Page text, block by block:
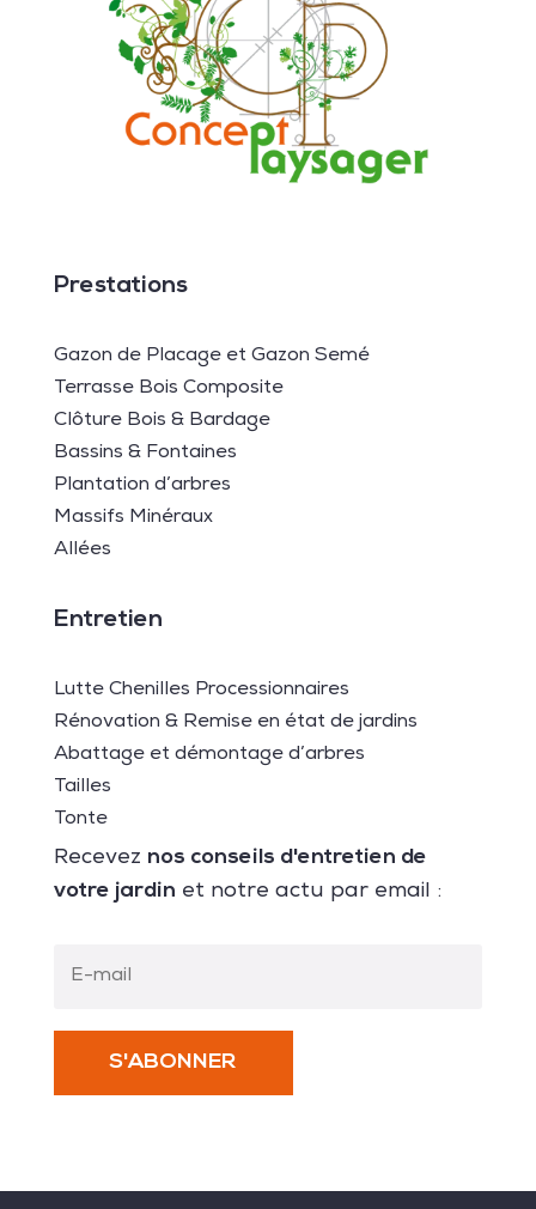
Prestations
Gazon de Placage et Gazon Semé
Terrasse Bois Composite
Clôture Bois & Bardage
Bassins & Fontaines
Plantation d’arbres
Massifs Minéraux
Allées
Entretien
Lutte Chenilles Processionnaires
Rénovation & Remise en état de jardins
Abattage et démontage d’arbres
Tailles
Tonte
Recevez nos conseils d'entretien de
votre jardin et notre actu par email :
S'ABONNER